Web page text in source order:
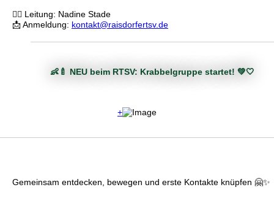
🙋‍♀️ Leitung: Nadine Stade
📩 Anmeldung: kontakt@raisdorfertsv.de
👶🍼 NEU beim RTSV: Krabbelgruppe startet! 💚🤍
+
Gemeinsam entdecken, bewegen und erste Kontakte knüpfen 🤗✨